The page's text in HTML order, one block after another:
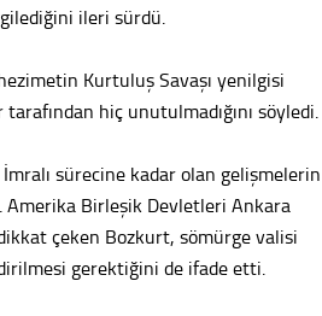
ileri sürdü.
Kurtuluş Savaşı yenilgisi
hiç unutulmadığını söyledi.
sürecine kadar olan gelişmelerin
Birleşik Devletleri Ankara
çeken Bozkurt, sömürge valisi
gerektiğini de ifade etti.